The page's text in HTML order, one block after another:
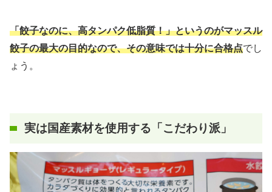
「餃子なのに、高タンパク低脂質！」というのがマッスル
餃子の最大の目的なので、その意味では十分に合格点でし
ょう。
実は国産素材を使用する「こだわり派」